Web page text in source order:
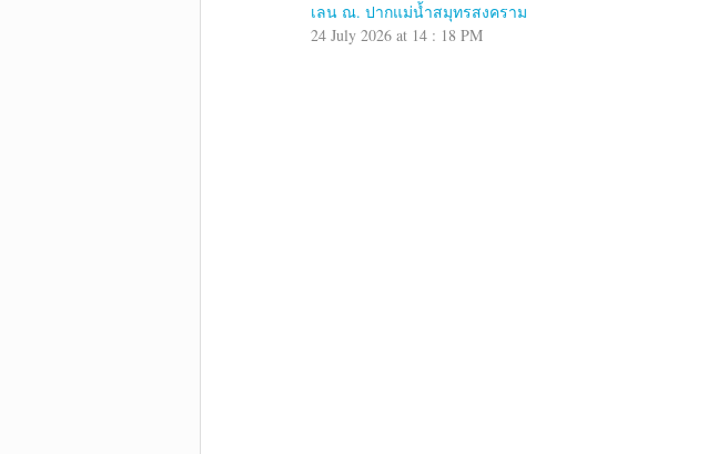
เลน ณ. ปากแม่น้ำสมุทรสงคราม
24 July 2026 at 14 : 18 PM